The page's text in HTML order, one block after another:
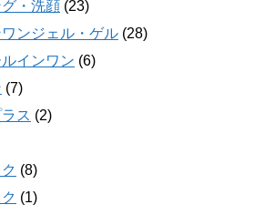
・洗顔 (23)
ンジェル・ゲル (28)
インワン (6)
(7)
ス (2)
(8)
(1)